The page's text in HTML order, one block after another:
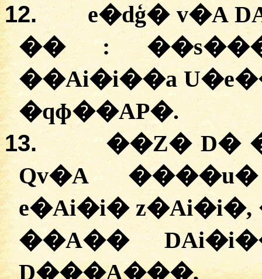
12.
e�dģ� v�A
�� : �
��Ai�i��a
�qɸ��AP�.
13.
��Z� D�
Qv�A
e�Ai�i�
��A��
D���A���,